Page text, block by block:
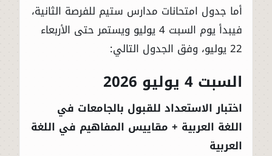
أما جدول امتحانات مدارس ستيم للفرصة الثانية،
فيبدأ يوم السبت 4 يوليو ويستمر حتى الأربعاء
22 يوليو، وفق الجدول التالي:
السبت 4 يوليو 2026
اختبار الاستعداد للقبول بالجامعات في
اللغة العربية + مقاييس المفاهيم في اللغة
العربية